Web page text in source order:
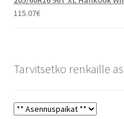
115.07€
Tarvitsetko renkaille